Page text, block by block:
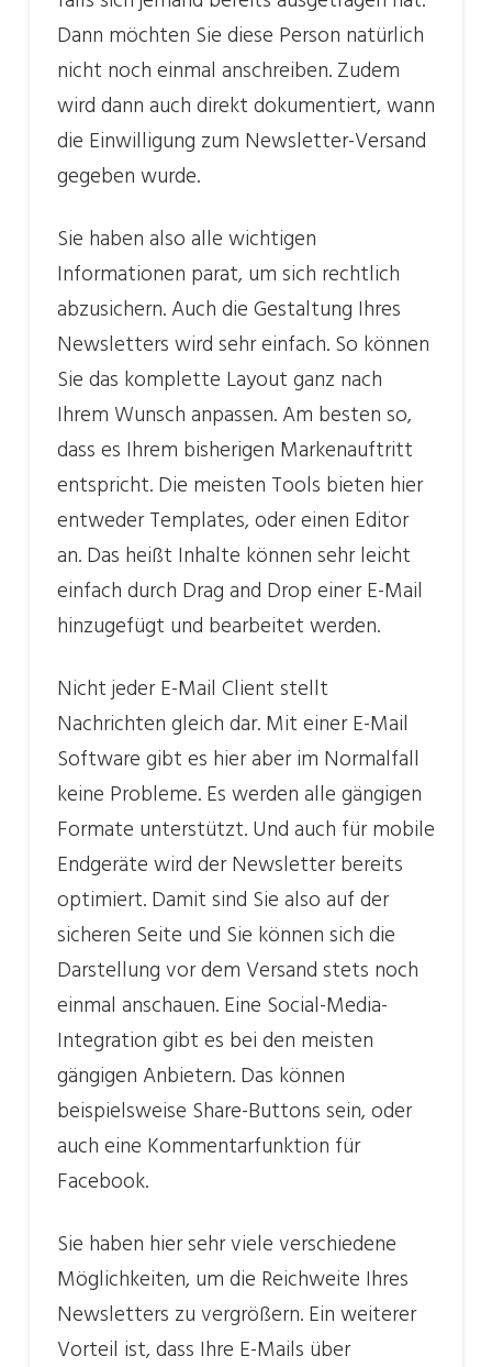
Dann möchten Sie diese Person natürlich
nicht noch einmal anschreiben. Zudem
wird dann auch direkt dokumentiert, wann
die Einwilligung zum Newsletter-Versand
gegeben wurde.
Sie haben also alle wichtigen
Informationen parat, um sich rechtlich
abzusichern. Auch die Gestaltung Ihres
Newsletters wird sehr einfach. So können
Sie das komplette Layout ganz nach
Ihrem Wunsch anpassen. Am besten so,
dass es Ihrem bisherigen Markenauftritt
entspricht. Die meisten Tools bieten hier
entweder Templates, oder einen Editor
an. Das heißt Inhalte können sehr leicht
einfach durch Drag and Drop einer E-Mail
hinzugefügt und bearbeitet werden.
Nicht jeder E-Mail Client stellt
Nachrichten gleich dar. Mit einer E-Mail
Software gibt es hier aber im Normalfall
keine Probleme. Es werden alle gängigen
Formate unterstützt. Und auch für mobile
Endgeräte wird der Newsletter bereits
optimiert. Damit sind Sie also auf der
sicheren Seite und Sie können sich die
Darstellung vor dem Versand stets noch
einmal anschauen. Eine Social-Media-
Integration gibt es bei den meisten
gängigen Anbietern. Das können
beispielsweise Share-Buttons sein, oder
auch eine Kommentarfunktion für
Facebook.
Sie haben hier sehr viele verschiedene
Möglichkeiten, um die Reichweite Ihres
Newsletters zu vergrößern. Ein weiterer
Vorteil ist, dass Ihre E-Mails über